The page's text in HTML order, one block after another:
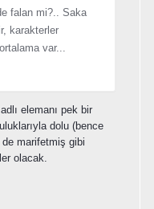
falan mi?.. Saka
karakterler
var...
elemanı pek bir
dolu (bence
marifetmiş gibi
olacak.